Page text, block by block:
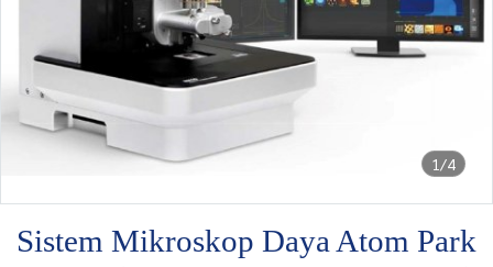
1/4
Sistem Mikroskop Daya Atom Park